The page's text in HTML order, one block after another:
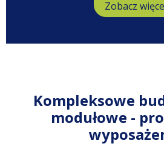
Zobacz
Kompleksowe
modułowe -